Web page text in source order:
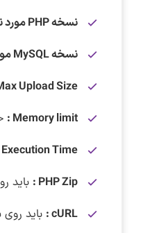
نسخه PHP مورد نیاز :
نسخه MySQL مورد نیاز :
Upload Size :
Memory limit :
Time :
PHP Zip : باید
cURL : باید